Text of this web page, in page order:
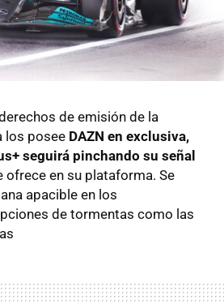
de emisión de la
los posee DAZN en exclusiva,
seguirá pinchando su señal
ofrece en su plataforma. Se
apacible en los
de tormentas como las